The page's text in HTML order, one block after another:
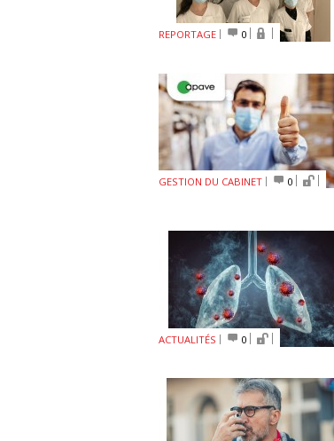
REPORTAGE 0
GESTION DU CABINET 0
ACTUALITÉS 0